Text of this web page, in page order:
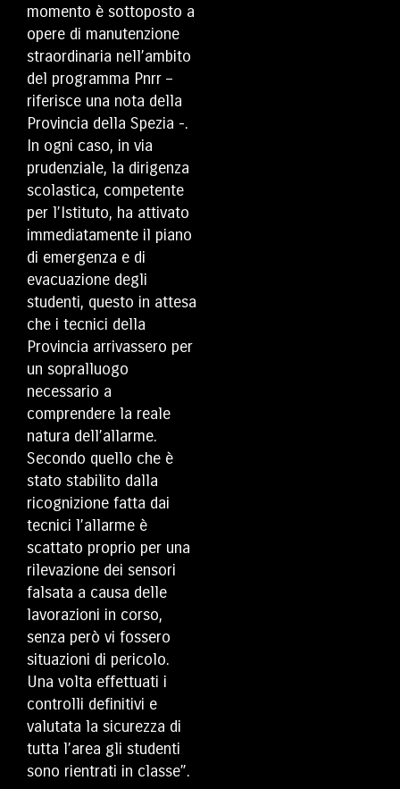
momento è sottoposto a
opere di manutenzione
straordinaria nell’ambito
del programma Pnrr –
riferisce una nota della
Provincia della Spezia -.
In ogni caso, in via
prudenziale, la dirigenza
scolastica, competente
per l’Istituto, ha attivato
immediatamente il piano
di emergenza e di
evacuazione degli
studenti, questo in attesa
che i tecnici della
Provincia arrivassero per
un sopralluogo
necessario a
comprendere la reale
natura dell’allarme.
Secondo quello che è
stato stabilito dalla
ricognizione fatta dai
tecnici l’allarme è
scattato proprio per una
rilevazione dei sensori
falsata a causa delle
lavorazioni in corso,
senza però vi fossero
situazioni di pericolo.
Una volta effettuati i
controlli definitivi e
valutata la sicurezza di
tutta l’area gli studenti
sono rientrati in classe”.